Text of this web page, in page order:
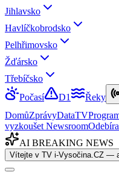
Jihlavsko
Havlíčkobrodsko
Pelhřimovsko
Žďársko
Třebíčsko
Počasí
D1 Řeky
DomůZprávyDataTV
vyzkoušet Newsroom
AI BREAKING NEWS
Vítejte v TV i-Vysočina.CZ —